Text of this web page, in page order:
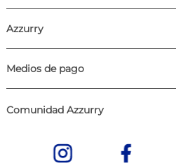
Azzurry
Medios de pago
Comunidad Azzurry